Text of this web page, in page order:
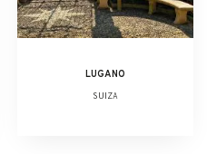
LUGANO
SUIZA